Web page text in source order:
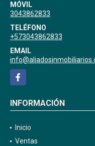
MÓVIL
3043862833
TELÉFONO
+573043862833
EMAIL
Facebook
INFORMACIÓN
Inicio
Ventas